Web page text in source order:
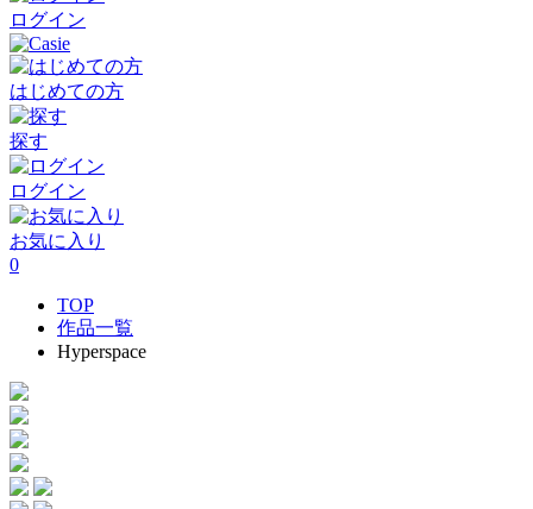
ログイン
はじめての方
探す
ログイン
お気に入り
0
TOP
作品一覧
Hyperspace